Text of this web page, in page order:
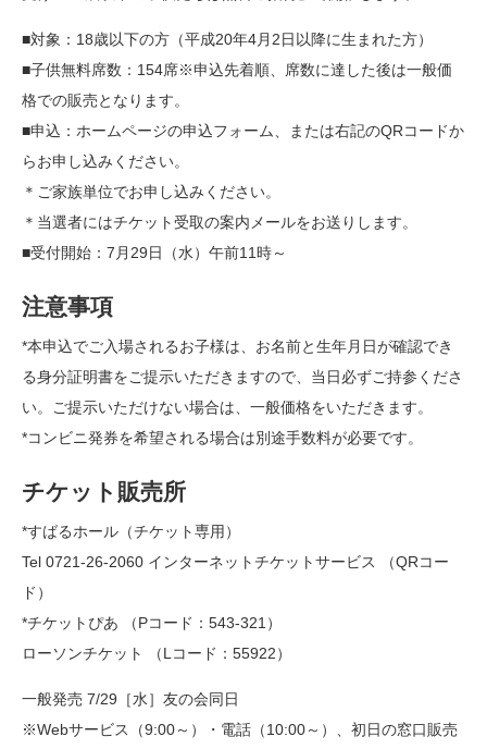
■対象：18歳以下の方（平成20年4月2日以降に生まれた方）
■子供無料席数：154席※申込先着順、席数に達した後は一般価
格での販売となります。
■申込：ホームページの申込フォーム、または右記のQRコードか
らお申し込みください。
＊ご家族単位でお申し込みください。
＊当選者にはチケット受取の案内メールをお送りします。
■受付開始：7月29日（水）午前11時～
注意事項
*本申込でご入場されるお子様は、お名前と生年月日が確認でき
る身分証明書をご提示いただきますので、当日必ずご持参くださ
い。ご提示いただけない場合は、一般価格をいただきます。
*コンビニ発券を希望される場合は別途手数料が必要です。
チケット販売所
*すばるホール（チケット専用）
Tel 0721-26-2060 インターネットチケットサービス （QRコー
ド）
*チケットぴあ （Pコード：543-321）
ローソンチケット （Lコード：55922）
一般発売 7/29［水］友の会同日
※Webサービス（9:00～）・電話（10:00～）、初日の窓口販売